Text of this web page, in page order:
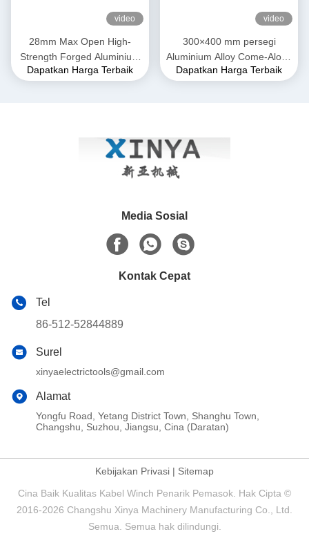
video
28mm Max Open High-
Strength Forged Aluminium
Alloy Come-Along Clamp
Dapatkan Harga Terbaik
video
300×400 mm persegi
Aluminium Alloy Come-Along
Clamp. Grip Transmission
Dapatkan Harga Terbaik
Media Sosial
Kontak Cepat
Tel
86-512-52844889
Surel
xinyaelectrictools@gmail.com
Alamat
Yongfu Road, Yetang District Town, Shanghu Town,
Changshu, Suzhou, Jiangsu, Cina (Daratan)
Kebijakan Privasi | Sitemap
Cina Baik Kualitas Kabel Winch Penarik Pemasok. Hak Cipta ©
2016-2026 Changshu Xinya Machinery Manufacturing Co., Ltd.
Semua. Semua hak dilindungi.